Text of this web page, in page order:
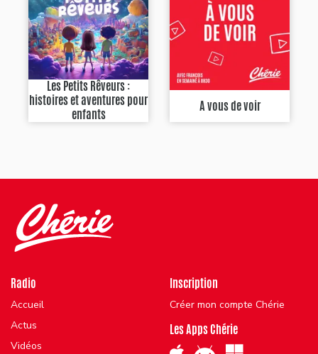
Les Petits Rêveurs :
histoires et aventures pour
enfants
A vous de voir
Radio
Accueil
Actus
Vidéos
Inscription
Créer mon compte Chérie
Les Apps Chérie